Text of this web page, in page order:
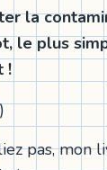
la
le plus
!
pas, mon